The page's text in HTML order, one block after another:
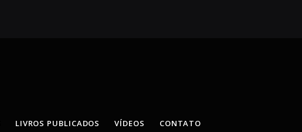
LIVROS PUBLICADOS VÍDEOS CONTATO